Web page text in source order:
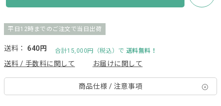
平日12時までのご注文で当日出荷
送料： 640円 合計15,000円（税込）で 送料無料！
送料 / 手数料に関して お届けに関して
商品仕様 / 注意事項